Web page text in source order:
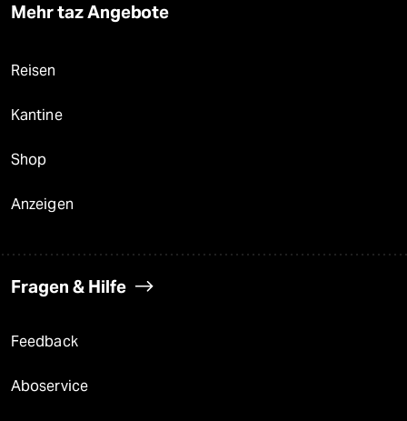
Mehr taz Angebote
Reisen
Kantine
Shop
Anzeigen
Fragen & Hilfe
Feedback
Aboservice